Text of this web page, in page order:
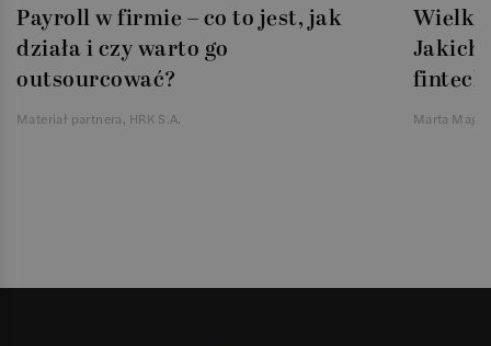
Payroll w firmie – co to jest, jak
działa i czy warto go
outsourcować?
Materiał partnera, HRK S.A.
Jakich
Marta